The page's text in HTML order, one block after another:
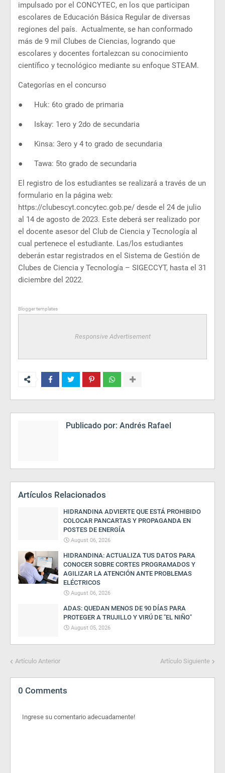
impulsado por el CONCYTEC, en los que participan
escolares de Educación Básica Regular de diversas
regiones del país. Actualmente, se han conformado
más de 9 mil Clubes de Ciencias, logrando que
escolares y docentes fortalezcan su conocimiento
científico y tecnológico mediante su enfoque STEAM.
Categorías en el concurso
● Huk: 6to grado de primaria
● Iskay: 1ero y 2do de secundaria
● Kinsa: 3ero y 4 to grado de secundaria
● Tawa: 5to grado de secundaria
El registro de los estudiantes se realizará a través de un
formulario en la página web:
https://clubescyt.concytec.gob.pe/ desde el 24 de julio
al 14 de agosto de 2023. Este deberá ser realizado por
el docente asesor del Club de Ciencia y Tecnología al
cual pertenece el estudiante. Las/los estudiantes
deberán estar registrados en el Sistema de Gestión de
Clubes de Ciencia y Tecnología – SIGECCYT, hasta el 31
diciembre del 2022.
Blogger templates
Responsive Advertisement
Publicado por: Andrés Rafael
Artículos Relacionados
HIDRANDINA ADVIERTE QUE ESTÁ PROHIBIDO
COLOCAR PANCARTAS Y PROPAGANDA EN
POSTES DE ENERGÍA
August 06, 2026
HIDRANDINA: ACTUALIZA TUS DATOS PARA
CONOCER SOBRE CORTES PROGRAMADOS Y
AGILIZAR LA ATENCIÓN ANTE PROBLEMAS
ELÉCTRICOS
August 06, 2026
ADAS: QUEDAN MENOS DE 90 DÍAS PARA
PROTEGER A TRUJILLO Y VIRÚ DE "EL NIÑO"
August 05, 2026
Artículo Anterior Artículo Siguiente
0 Comments
Ingrese su comentario adecuadamente!